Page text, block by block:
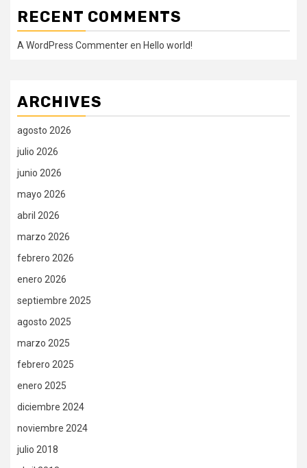
RECENT COMMENTS
A WordPress Commenteren Hello world!
ARCHIVES
agosto 2026
julio 2026
junio 2026
mayo 2026
abril 2026
marzo 2026
febrero 2026
enero 2026
septiembre 2025
agosto 2025
marzo 2025
febrero 2025
enero 2025
diciembre 2024
noviembre 2024
julio 2018